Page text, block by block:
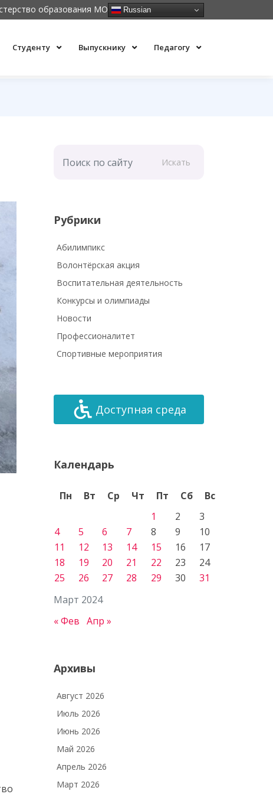
образования МО Russian
Студенту Выпускнику Педагогу
Искать
Рубрики
Абилимпикс
Волонтёрская акция
Воспитательная деятельность
Конкурсы и олимпиады
Новости
Профессионалитет
Спортивные мероприятия
Доступная среда
Календарь
Март 2024
Пн Вт Ср Чт Пт Сб
Вс
1
2
3
4
5 6 7 8 9
10
11
12 13 14 15 16
17
18
19 20 21 22 23
24
25
26 27 28 29 30 31
« Фев Апр »
Архивы
Август 2026
Июль 2026
Июнь 2026
Май 2026
Апрель 2026
Март 2026